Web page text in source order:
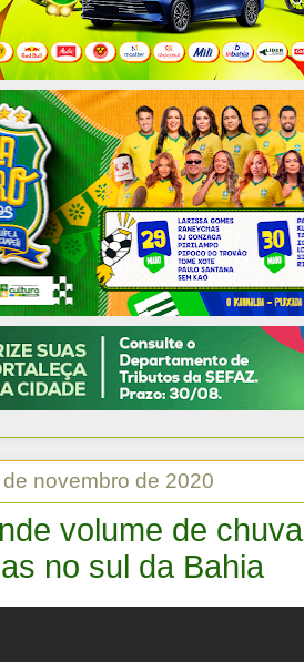
novembro de 2020
volume de
no sul da Bahia